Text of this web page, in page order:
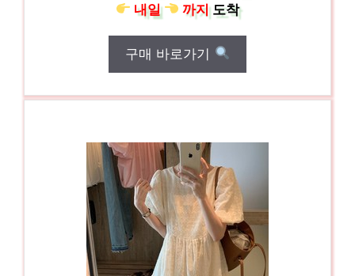
내일
까지도착
구매 바로가기